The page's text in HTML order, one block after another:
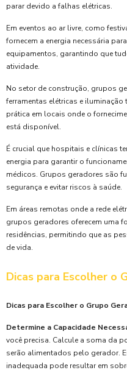
parar devido a falhas elétricas.
Em eventos ao ar livre, como
fornecem a energia necessária
equipamentos, garantindo que
atividade.
No setor de construção, grupos
ferramentas elétricas e
prática em locais onde o
está disponível.
É crucial que hospitais e clínicas
energia para garantir o
médicos. Grupos geradores são
segurança e evitar riscos à saúde.
Em áreas remotas onde a rede
grupos geradores oferecem uma
residências, permitindo que as
de vida.
Dicas para Escolher o
Dicas para Escolher o Grupo
Determine a Capacidade
você precisa. Calcule a soma da
serão alimentados pelo gerador.
inadequada pode resultar em